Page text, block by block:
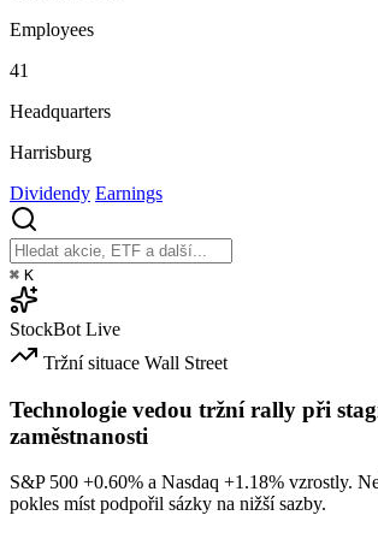
Employees
41
Headquarters
Harrisburg
Dividendy Earnings
⌘ K
StockBot Live
Tržní situace Wall Street
Technologie vedou tržní rally při
zaměstnanosti
S&P 500 +0.60% a Nasdaq +1.18% vzrostly.
pokles míst podpořil sázky na nižší sazby.